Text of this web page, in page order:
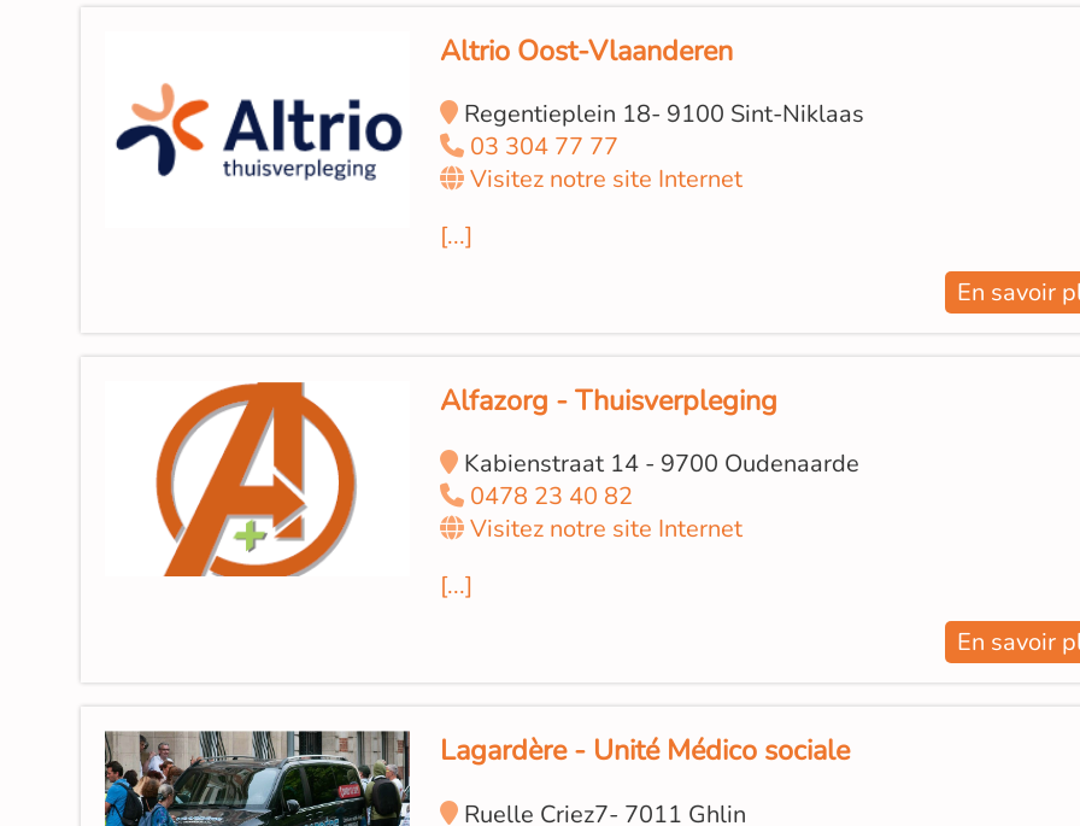
Altrio Oost-Vlaanderen
Regentieplein 18- 9100 Sint-Niklaas
03 304 77 77
Visitez notre site Internet
[...]
En savoir
Alfazorg - Thuisverpleging
Kabienstraat 14 - 9700 Oudenaarde
0478 23 40 82
Visitez notre site Internet
[...]
En savoir
Lagardère - Unité Médico sociale
Ruelle Criez7- 7011 Ghlin